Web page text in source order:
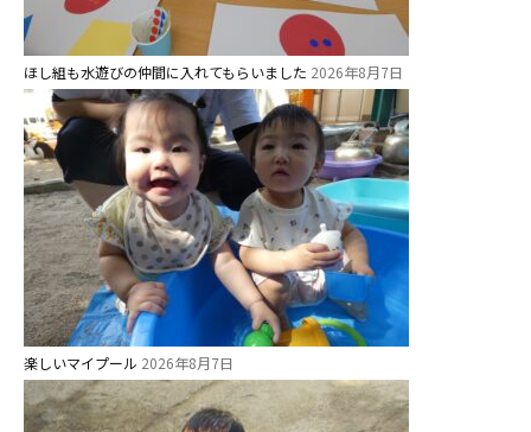
ほし組も水遊びの仲間に入れてもらいました 2026年8月7日
楽しいマイプール 2026年8月7日